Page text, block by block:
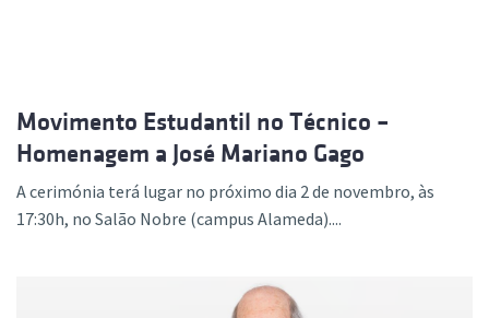
Movimento Estudantil no Técnico –
Homenagem a José Mariano Gago
A cerimónia terá lugar no próximo dia 2 de novembro, às
17:30h, no Salão Nobre (campus Alameda)....